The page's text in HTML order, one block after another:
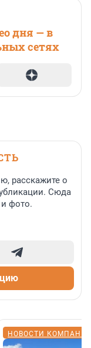
дня — в
сетях
расскажите о
Сюда
фото.
НОВОСТИ